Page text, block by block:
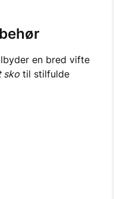
en bred vifte
sko til stilfulde